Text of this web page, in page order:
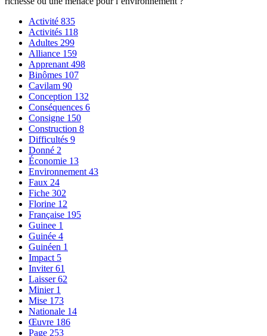
Activité 835
Activités 118
Adultes 299
Alliance 159
Apprenant 498
Binômes 107
Cavilam 90
Conception 132
Conséquences 6
Consigne 150
Construction 8
Difficultés 9
Donné 2
Économie 13
Environnement 43
Faux 24
Fiche 302
Florine 12
Française 195
Guinee 1
Guinée 4
Guinéen 1
Impact 5
Inviter61
Laisser62
Minier 1
Mise 173
Nationale 14
Œuvre 186
Page 253